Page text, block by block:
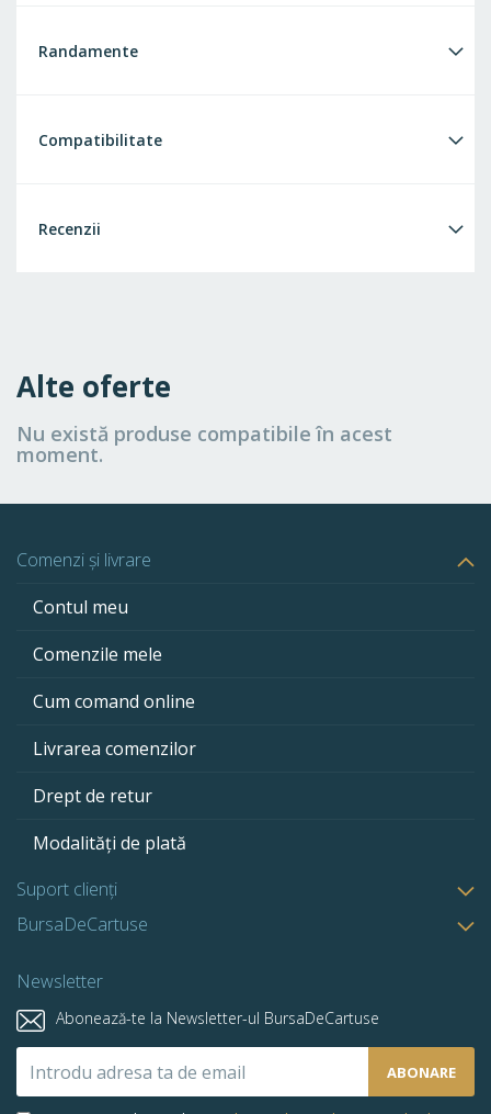
Randamente
Compatibilitate
Recenzii
Alte oferte
Nu există produse compatibile în acest
moment.
Comenzi și livrare
Contul meu
Comenzile mele
Cum comand online
Livrarea comenzilor
Drept de retur
Modalități de plată
Suport clienți
BursaDeCartuse
Newsletter
Abonează-te la Newsletter-ul BursaDeCartuse
la
ABONARE